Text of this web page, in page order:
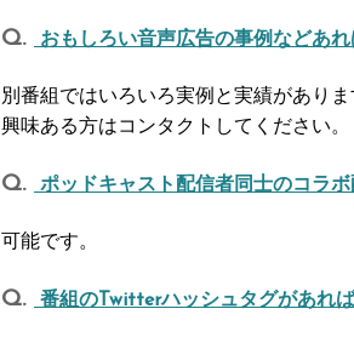
おもしろい音声広告の事例などあ
別番組ではいろいろ実例と実績がありま
興味ある方はコンタクトしてください。
ポッドキャスト配信者同士のコラ
可能です。
番組のTwitterハッシュタグがあれ